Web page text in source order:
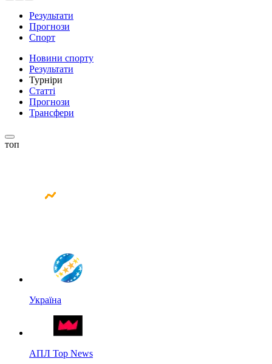
Результати
Прогнози
Спорт
Новини спорту
Результати
Турніри
Статті
Прогнози
Трансфери
топ
Україна
АПЛ Top News